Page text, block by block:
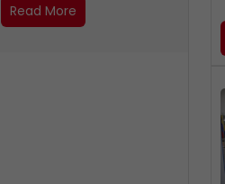
Read More